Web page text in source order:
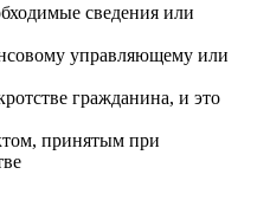
сведения или
управляющему или
гражданина, и это
принятым при